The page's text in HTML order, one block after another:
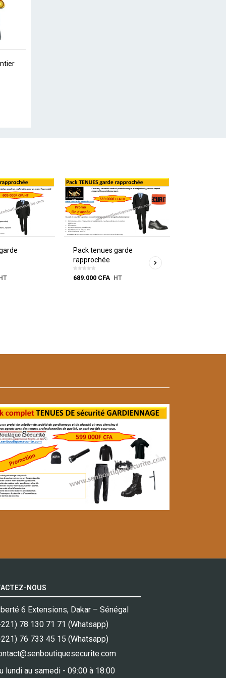
HT
Pack tenues garde
rapprochée
689.000 CFA HT
NOUS
6 Extensions, Dakar – Sénégal
78 130 71 71 (Whatsapp)
76 733 45 15 (Whatsapp)
lundi au samedi - 09:00 à 18:00